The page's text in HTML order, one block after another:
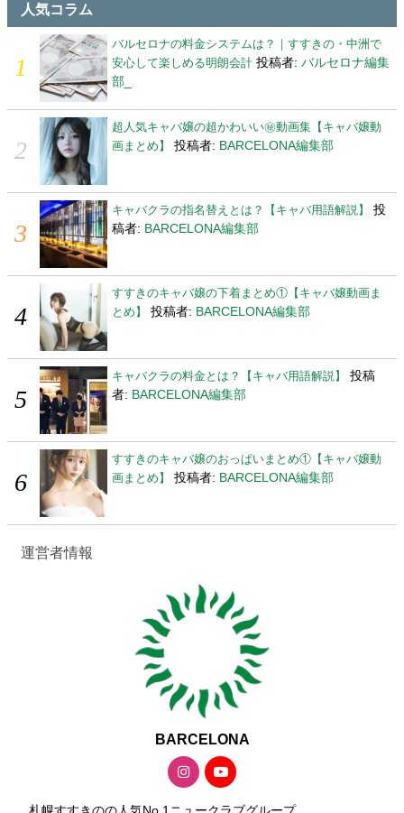
人気コラム
バルセロナの料金システムは？｜すすきの・中洲で
安心して楽しめる明朗会計 投稿者: バルセロナ編集
部_
超人気キャバ嬢の超かわいい㊙動画集【キャバ嬢動
画まとめ】
投稿者: BARCELONA編集部
キャバクラの指名替えとは？【キャバ用語解説】
投
稿者: BARCELONA編集部
すすきのキャバ嬢の下着まとめ①【キャバ嬢動画ま
とめ】
投稿者: BARCELONA編集部
キャバクラの料金とは？【キャバ用語解説】
投稿
者: BARCELONA編集部
すすきのキャバ嬢のおっぱいまとめ①【キャバ嬢動
画まとめ】
投稿者: BARCELONA編集部
運営者情報
BARCELONA